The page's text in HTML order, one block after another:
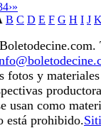
4›»
B C D E F G H I J
fotos y
usan como
está prohibido.